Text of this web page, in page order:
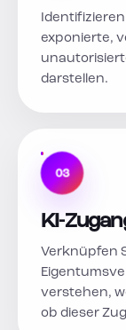
exponierte,
darstellen.
03
KI-
Verknüpfen
verstehen,
ob dieser